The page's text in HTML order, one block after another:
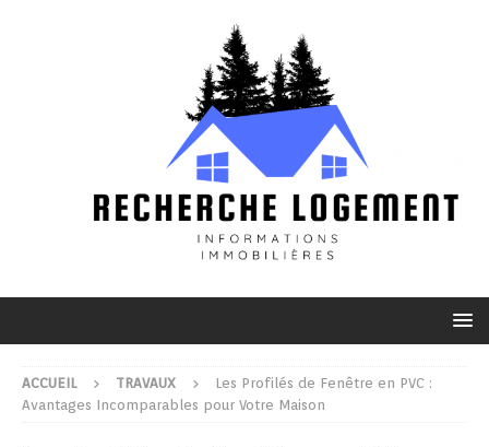
ACCUEIL TRAVAUX
Les Profilés de Fenêtre en PVC :
Avantages Incomparables pour Votre Maison